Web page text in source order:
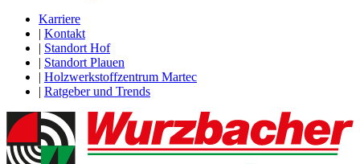
Karriere
| Kontakt
| Standort Hof
| Standort Plauen
| Holzwerkstoffzentrum Martec
| Ratgeber und Trends